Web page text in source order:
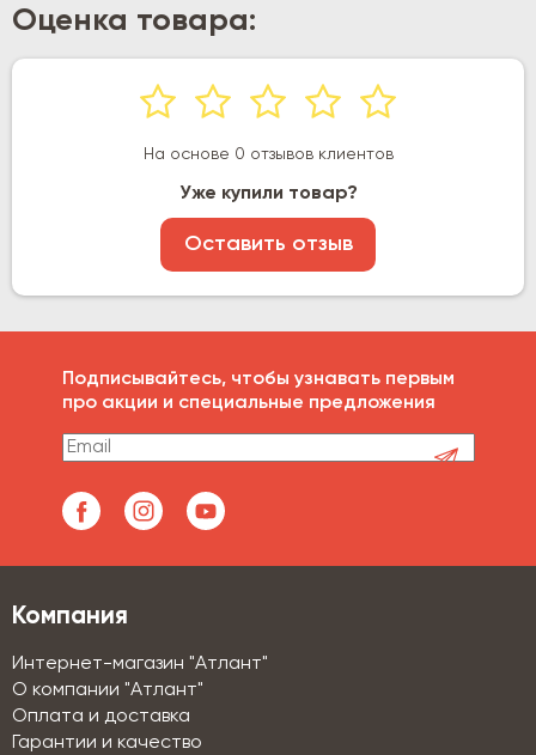
Оценка товара:
На основе 0 отзывов клиентов
Уже купили товар?
Оставить отзыв
Подписывайтесь, чтобы узнавать первым
про акции и специальные предложения
Компания
Интернет-магазин "Атлант"
О компании "Атлант"
Оплата и доставка
Гарантии и качество